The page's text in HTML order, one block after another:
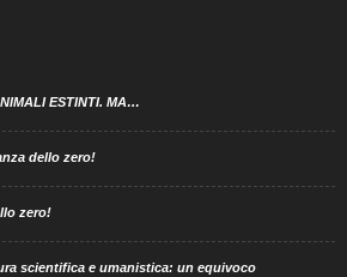
ESTINTI. MA…
dello zero!
zero!
scientifica e umanistica: un equivoco